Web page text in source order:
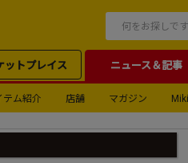
ットプレイス ニュース＆記事
テム紹介 店舗 マガジン